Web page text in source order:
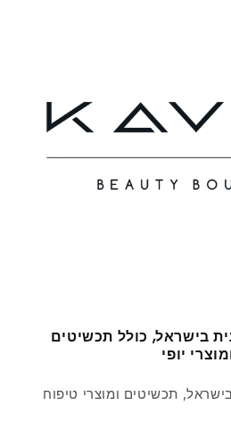
בישראל, כולל תכשיטים
תכשיטים ומוצרי טיפוח